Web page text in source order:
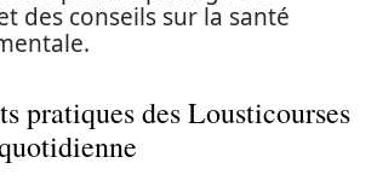
des conseils sur la santé
pratiques des Lousticourses